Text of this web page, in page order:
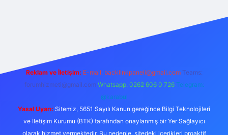
Reklam ve İletişim: E-mail: backlinkpaneli@gmail.com Teams:
forumhizmeti@gmail.com Whatsapp: 0262 606 0 726 Telegram:
@karabul
Yasal Uyarı: Sitemiz, 5651 Sayılı Kanun gereğince Bilgi Teknolojileri
ve İletişim Kurumu (BTK) tarafından onaylanmış bir Yer Sağlayıcı
olarak hizmet vermektedir. Bu nedenle, sitedeki içerikleri proaktif